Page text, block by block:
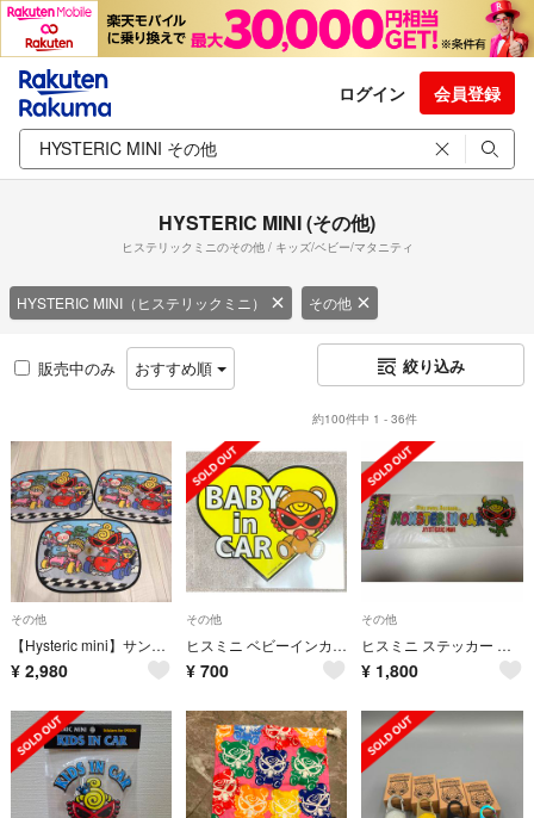
ログイン 会員登録
HYSTERIC MINI (その他)
ヒステリックミニのその他 / キッズ/ベビー/マタニティ
HYSTERIC MINI（ヒステリックミニ） その他
販売中のみ おすすめ順 絞り込み
約100件中 1 - 36件
その他
【Hysteric mini】サンシェード 3枚セット カバー付き ヒスミニ
¥ 2,980
その他
ヒスミニ ベビーインカー シール 防水
¥ 700
その他
ヒスミニ ステッカー 車用
¥ 1,800